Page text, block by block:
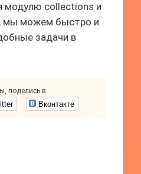
модулю collections и
мы можем быстро и
задачи в
поделись в
Вконтакте